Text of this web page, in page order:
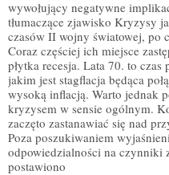
wywołujący negatywne
tłumaczące zjawisko Kryzysy
czasów II wojny światowej, po
Coraz częściej ich miejsce
płytka recesja. Lata 70. to
jakim jest stagflacja będąca
wysoką inflacją. Warto jednak
kryzysem w sensie ogólnym.
zaczęto zastanawiać się nad
Poza poszukiwaniem
odpowiedzialności na czynniki
postawiono